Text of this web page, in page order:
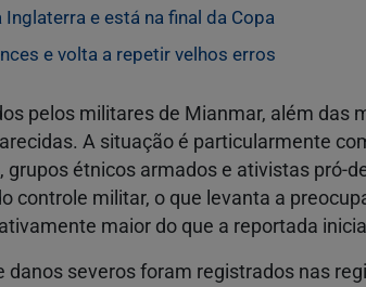
e está na final da Copa
e volta a repetir velhos erros
pelos militares de Mianmar, além das
A situação é particularmente
grupos étnicos armados e ativistas pró-
controle militar, o que levanta a
maior do que a reportada
danos severos foram registrados nas